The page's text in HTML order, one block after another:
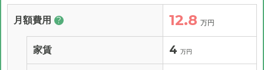
月額費用 ? 12.8 万円
家賃 4 万円